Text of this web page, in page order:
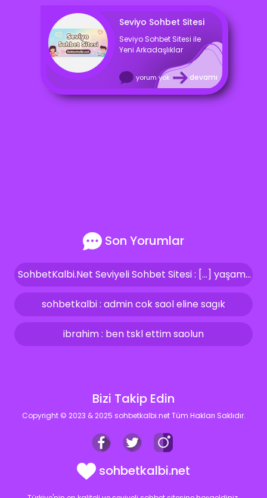
Seviyo Sohbet Sitesi
Seviyo Sohbet Sitesi ile
Yeni Arkadaşlıklar
yorum yok devamı
Son Yorumlar
SohbetKalbi.Net Seviyeli Sohbet Sitesi : […] yaşam kalitemizi artırıyor ve bize güven veriyor. İşte bizler, bu aynı özeni ve seviyeyi sohbet siteleri içerisinde de […]
sohbetkalbi : admin cok saol eline sagık
ibrahim : ben tskl ettim saolun
Bizi Takip Edin
Copyright © 2023 & 2025 sohbetkalbi.net Tüm Hakları Saklıdır.
sohbetkalbi.net